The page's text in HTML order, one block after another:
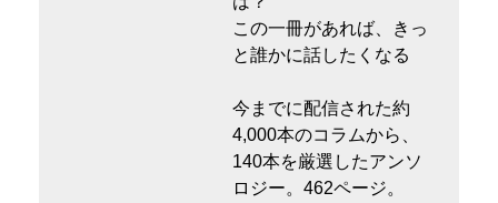
この一冊があれば、きっ
と誰かに話したくなる
今までに配信された約
4,000本のコラムから、
140本を厳選したアンソ
ロジー。462ページ。